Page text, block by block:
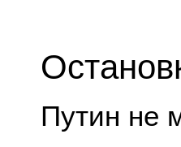
Путин не